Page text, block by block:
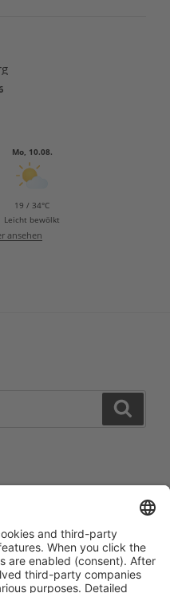
Mo, 10.08.
19 / 34°C
Leicht bewölkt
ansehen